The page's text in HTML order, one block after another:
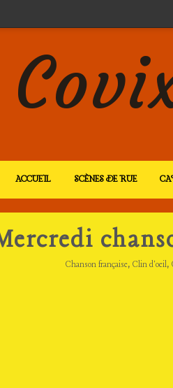
ACCUEIL SCÈNES DE RUE
Chanson française, Clin d'oeil,